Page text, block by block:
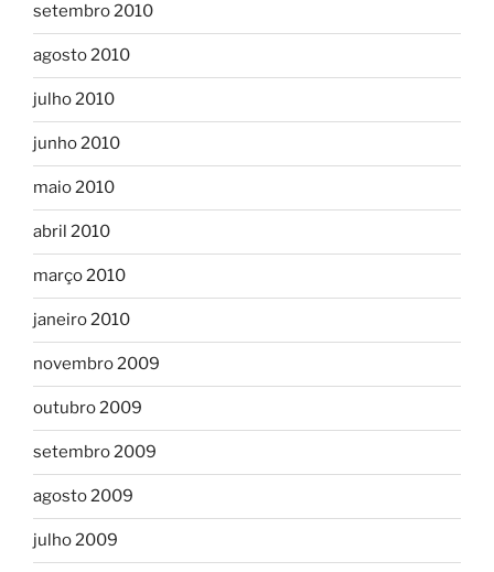
setembro 2010
agosto 2010
julho 2010
junho 2010
maio 2010
abril 2010
março 2010
janeiro 2010
novembro 2009
outubro 2009
setembro 2009
agosto 2009
julho 2009